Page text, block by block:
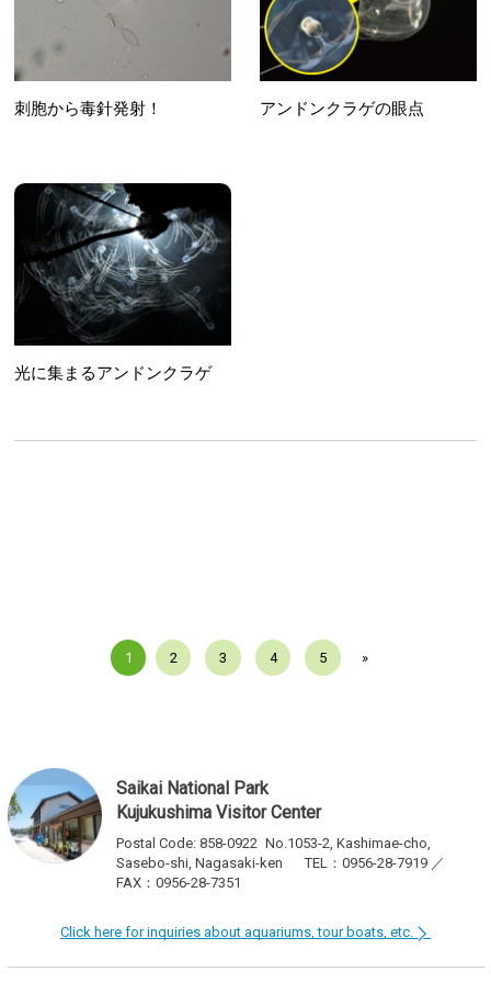
刺胞から毒針発射！ アンドンクラゲの眼点
光に集まるアンドンクラゲ
1 2 3 4 5 »
Saikai National Park
Kujukushima Visitor Center
Postal Code: 858-0922 No.1053-2, Kashimae-cho,
Sasebo-shi, Nagasaki-ken
TEL：0956-28-7919 ／
FAX：0956-28-7351
Click here for inquiries about aquariums, tour boats, etc.